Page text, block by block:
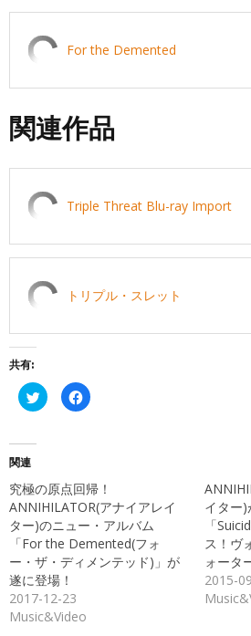
For the Demented
関連作品
Triple Threat Blu-ray Import
トリプル・スレット
共有:
ク
リ
共
有
(新
し
い
ウ
ィ
ン
ド
ウ
で
開
き
ま
Facebook
で
ク
リ
ッ
ク
し
く
だ
さ
い
ウ
関連
究極の原点回帰！
ANNIHILATOR(アナイアレイ
ター)のニュー・アルバム
「For the Demented(フォ
ー・ザ・ディメンテッド)」が
遂に登場！
2017-12-23
Music&Video
イター
「
ス！ヴ
ォータ
2015-